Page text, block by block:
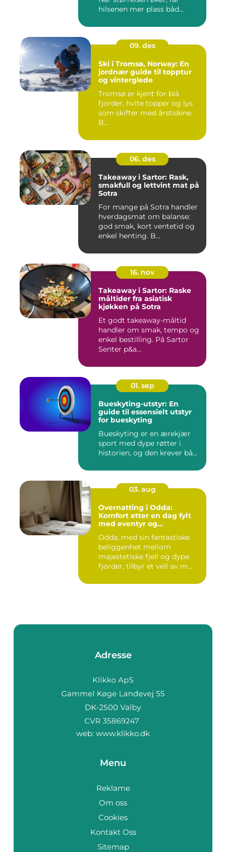
hilsenen mer plass båd...
09. des
Ski i Tromsø, Norway: En
jordnær guide til topptur
og vinterglede
Tromsø er kjent for blå
fjorder, hvite topper og lys
som skifter med årstidene.
B...
06. des
Takeaway i Sartor: Rask,
smakfull og lettvint mat på
Sotra
For mange på Sotra handler
hverdagsmat om balanse:
god smak, kort ventetid og
enkel henting. B...
16. nov
Takeaway i Sartor: Raske
måltider fra asiatisk
kjøkken på Sotra
Et godt takeaway-måltid
handler om smak, tempo og
enkel bestilling. På Sartor
Senter p&a...
01. sep
Bueskyting-utstyr: En
guide til essensielt utstyr
for bueskyting
Bueskyting er en ærekjær
sport med dype røtter i
historien, og den krever bå...
03. aug
Overnatting i Odda:
Komfort etter en dag fylt
med eventyr og
Odda, med sin fantastiske
beliggenhet mellom
majestetiske fjell og dype
fjorder, tilbyr et vell av m...
Adresse
web: www.klikko.dk
Menu
Reklame
Om oss
Cookies
Kontakt Oss
Sitemap